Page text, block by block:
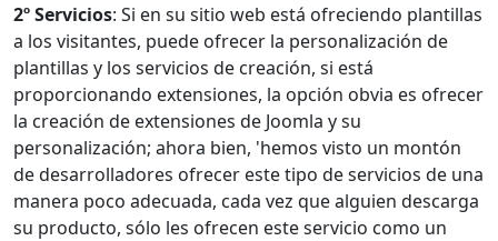
2º Servicios: Si en su sitio web está ofreciendo plantillas
a los visitantes, puede ofrecer la personalización de
plantillas y los servicios de creación, si está
proporcionando extensiones, la opción obvia es ofrecer
la creación de extensiones de Joomla y su
personalización; ahora bien, 'hemos visto un montón
de desarrolladores ofrecer este tipo de servicios de una
manera poco adecuada, cada vez que alguien descarga
su producto, sólo les ofrecen este servicio como un